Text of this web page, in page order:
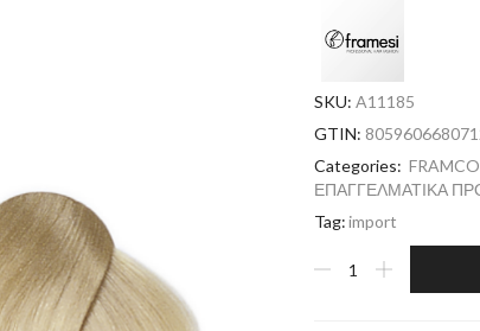
SKU: A11185
GTIN:
Categories:
ΕΠΑΓΓΕΛΜΑΤΙΚΑ
Tag:import